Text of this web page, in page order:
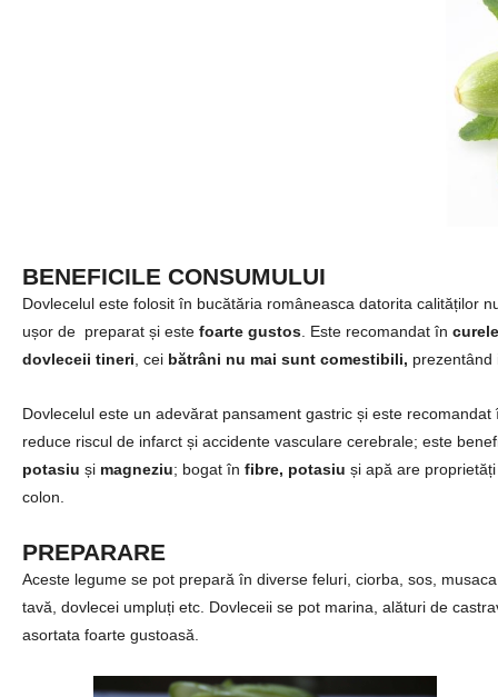
BENEFICILE CONSUMULUI
Dovlecelul este folosit în bucătăria româneasca datorita calităților
ușor de preparat și este foarte gustos . Este recomandat în
dovleceii tineri , cei bătrâni nu mai sunt comestibili, prezentând
Dovlecelul este un adevărat pansament gastric și este
reduce riscul de infarct și accidente vasculare cerebrale; este
potasiu și magneziu; bogat în fibre, potasiu și apă are
colon.
PREPARARE
Aceste legume se pot prepară în diverse feluri, ciorba, sos,
tavă, dovlecei umpluți etc. Dovleceii se pot marina, alături de
asortata foarte gustoasă.